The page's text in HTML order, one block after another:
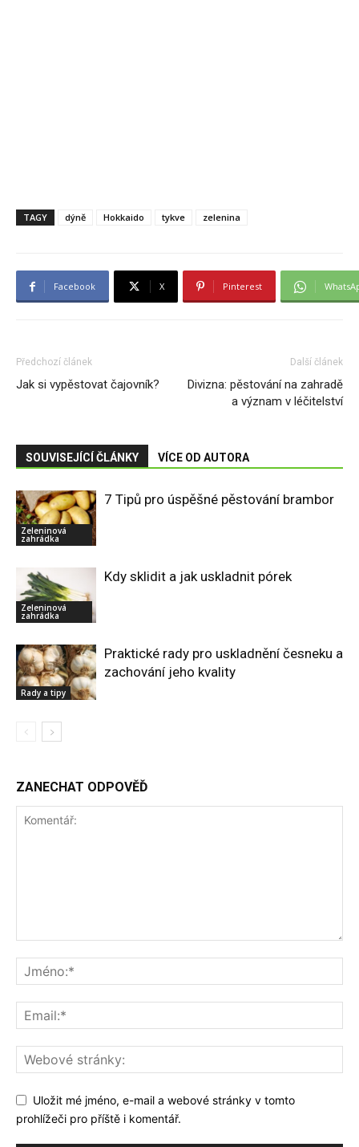
TAGY dýně Hokkaido tykve zelenina
Facebook X Pinterest
Předchozí článek
Jak si vypěstovat čajovník?
Další článek
Divizna: pěstování na zahradě
a význam v léčitelství
SOUVISEJÍCÍ ČLÁNKY VÍCE OD AUTORA
Zeleninová
zahrádka
7 Tipů pro úspěšné pěstování brambor
Zeleninová
zahrádka
Kdy sklidit a jak uskladnit pórek
Rady a tipy
Praktické rady pro uskladnění česneku a
zachování jeho kvality
ZANECHAT ODPOVĚĎ
Uložit mé jméno, e-mail a webové stránky v tomto
prohlížeči pro příště i komentář.